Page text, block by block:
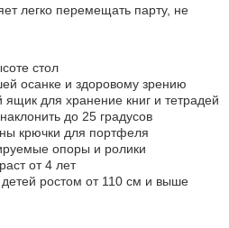
легко перемещать парту, не
стол
осанке и здоровому зрению
для хранение книг и тетрадей
до 25 градусов
крючки для портфеля
опоры и ролики
от 4 лет
ростом от 110 см и выше